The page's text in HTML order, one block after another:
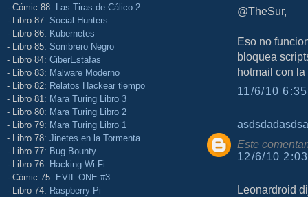
- Cómic 88:
Las Tiras de Cálico 2
- Libro 87: Social Hunters
- Libro 86: Kubernetes
- Libro 85: Sombrero Negro
- Libro 84: CiberEstafas
- Libro 83: Malware Moderno
- Libro 82: Relatos Hackear tiempo
- Libro 81: Mara Turing Libro 3
- Libro 80: Mara Turing Libro 2
- Libro 79: Mara Turing Libro 1
- Libro 78: Jinetes en la Tormenta
- Libro 77: Bug Bounty
- Libro 76: Hacking Wi-Fi
- Cómic 75: EVIL:ONE #3
- Libro 74: Raspberry Pi
@TheSur,
Eso no
bloquea
hotmail con
11/6/10
Este
12/6/10
Leonardroid